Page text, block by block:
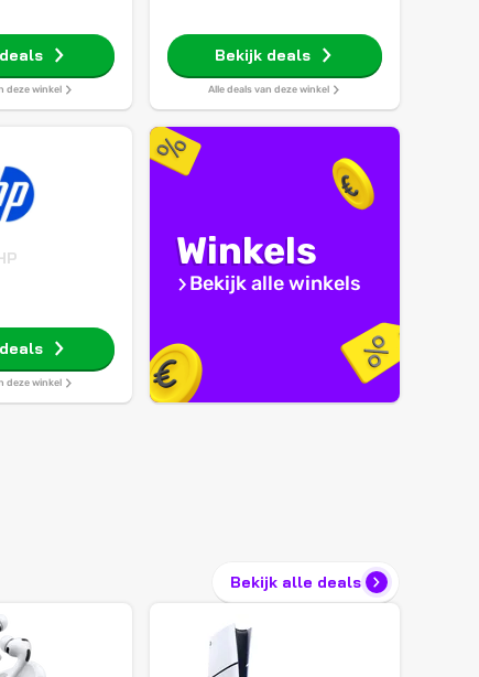
deze winkel
Bekijk deals
Alle deals van deze winkel
deze winkel
Winkels
Bekijk alle winkels
Bekijk alle deals